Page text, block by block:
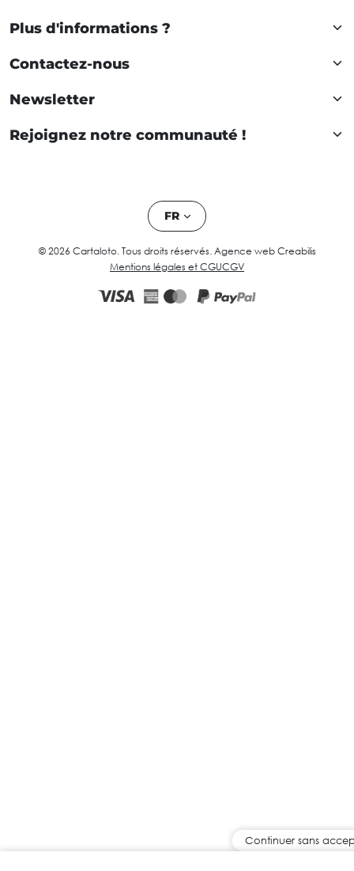
Plus d'informations ?
Contactez-nous
Newsletter
Rejoignez notre communauté !
FR
© 2026 Cartaloto. Tous droits réservés. Agence web Creabilis
Mentions légales et CGUCGV
Continuer sans